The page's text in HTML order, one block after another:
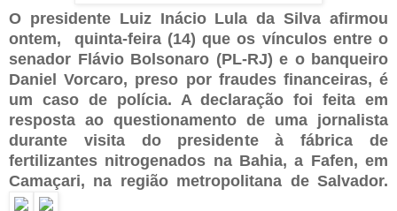
O presidente Luiz Inácio Lula da Silva afirmou
ontem, quinta-feira (14) que os vínculos entre o
senador Flávio Bolsonaro (PL-RJ) e o banqueiro
Daniel Vorcaro, preso por fraudes financeiras, é
um caso de polícia. A declaração foi feita em
resposta ao questionamento de uma jornalista
durante visita do presidente à fábrica de
fertilizantes nitrogenados na Bahia, a Fafen, em
Camaçari, na região metropolitana de Salvador.